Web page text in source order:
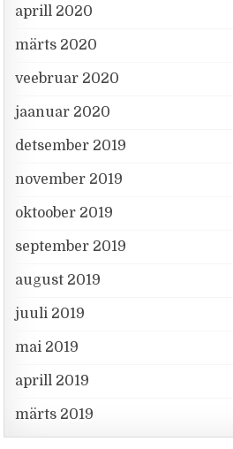
aprill 2020
märts 2020
veebruar 2020
jaanuar 2020
detsember 2019
november 2019
oktoober 2019
september 2019
august 2019
juuli 2019
mai 2019
aprill 2019
märts 2019